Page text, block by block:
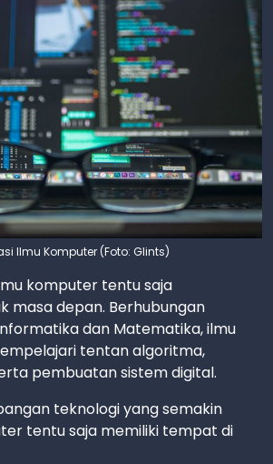
Ilmu Komputer (Foto: Glints)
komputer tentu saja
masa depan. Berhubungan
dan Matematika, ilmu
tentan algoritma,
pembuatan sistem digital.
teknologi yang semakin
tentu saja memiliki tempat di